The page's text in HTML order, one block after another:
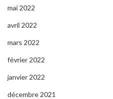
mai 2022
avril 2022
mars 2022
février 2022
janvier 2022
décembre 2021